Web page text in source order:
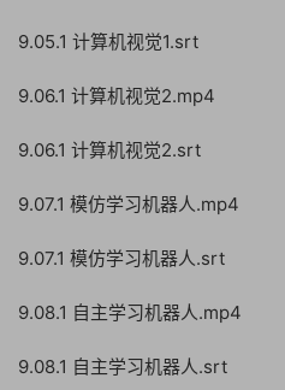
9.05.1 计算机视觉1.srt
9.06.1 计算机视觉2.mp4
9.06.1 计算机视觉2.srt
9.07.1 模仿学习机器人.mp4
9.07.1 模仿学习机器人.srt
9.08.1 自主学习机器人.mp4
9.08.1 自主学习机器人.srt